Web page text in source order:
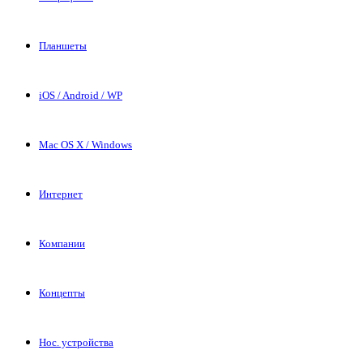
Планшеты
iOS / Android / WP
Mac OS X / Windows
Интернет
Компании
Концепты
Нос. устройства